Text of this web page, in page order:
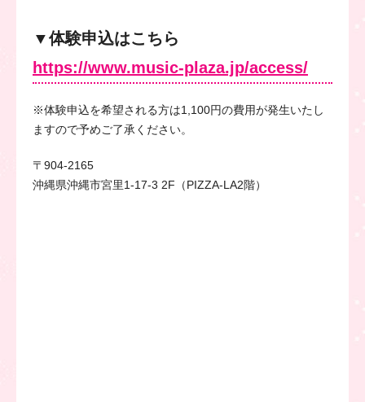
▼体験申込はこちら
https://www.music-plaza.jp/access/
※体験申込を希望される方は1,100円の費用が発生いたし
ますので予めご了承ください。
〒904-2165
沖縄県沖縄市宮里1-17-3 2F（PIZZA-LA2階）